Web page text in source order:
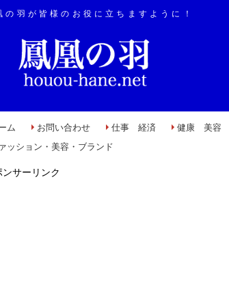
の羽が皆様のお役に立ちますように！
ム お問い合わせ 仕事 経済 健康 美容
ッション・美容・ブランド
ンサーリンク